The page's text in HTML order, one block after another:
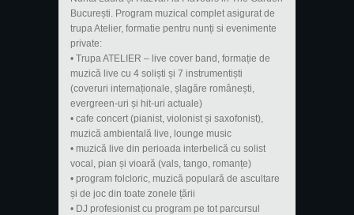
București. Program muzical complet asigurat de
trupa Atelier, formatie pentru nunți si evenimente
private:
• Trupa ATELIER – live cover band, formație de
muzică live cu 4 soliști și 7 instrumentiști
(coveruri internaționale, șlagăre românești,
evergreen-uri și hit-uri actuale)
• cafe concert (pianist, violonist și saxofonist),
muzică ambientală live, lounge music
• muzică live din perioada interbelică cu solist
vocal, pian și vioară (vals, tango, romanțe)
• program folcloric, muzică populară de ascultare
și de joc din toate zonele țării
• DJ profesionist cu program pe tot parcursul